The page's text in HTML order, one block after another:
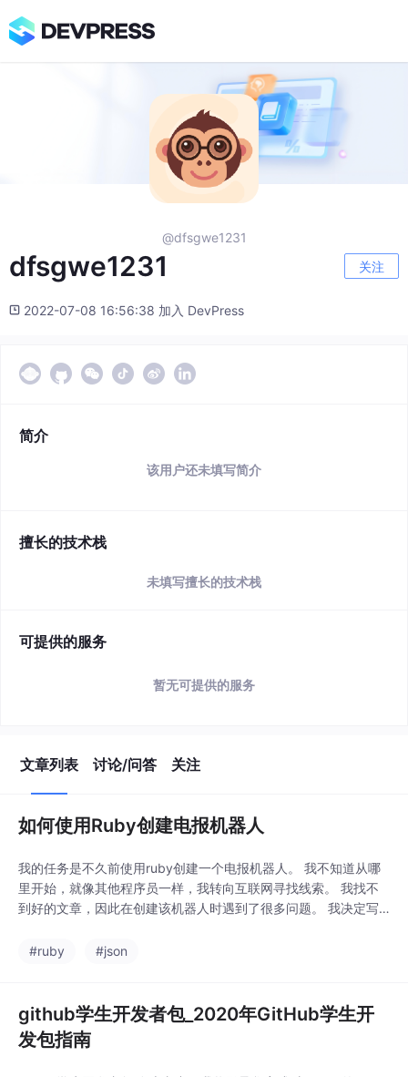
@dfsgwe1231
dfsgwe1231 关注
2022-07-08 16:56:38 加入 DevPress
简介
该用户还未填写简介
擅长的技术栈
未填写擅长的技术栈
可提供的服务
暂无可提供的服务
文章列表 讨论/问答 关注
如何使用Ruby创建电报机器人
我的任务是不久前使用ruby创建一个电报机器人。 我不知道从哪
里开始，就像其他程序员一样，我转向互联网寻找线索。 我找不
到好的文章，因此在创建该机器人时遇到了很多问题。 我决定写
激励电报机器人来教您。 可以在此处找到将要使用的每一行代
#ruby #json
github学生开发者包_2020年GitHub学生开
发包指南